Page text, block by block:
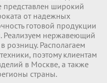
представлен широкий
от надежных
готовой продукции
Реализуем нержавеющий
розницу. Располагаем
поэтому клиентам
в Москве, а также
страны.